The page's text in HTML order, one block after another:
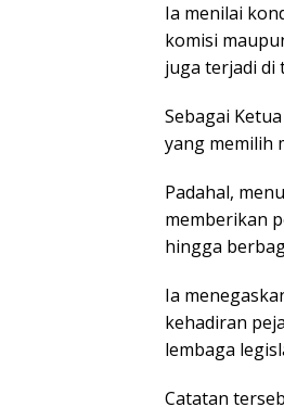
Ia menilai
komisi
juga terjadi di
Sebagai
yang memilih
Padahal,
memberikan
hingga
Ia
kehadiran
lembaga
Catatan